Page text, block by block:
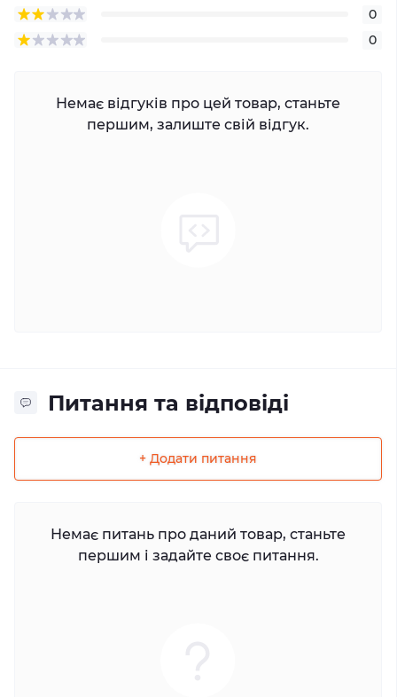
0
0
Немає відгуків про цей товар, станьте
першим, залиште свій відгук.
Питання та відповіді
+ Додати питання
Немає питань про даний товар, станьте
першим і задайте своє питання.